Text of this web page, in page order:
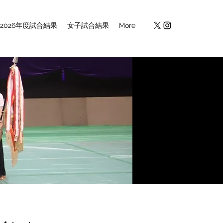
2026年度試合結果 女子試合結果 More